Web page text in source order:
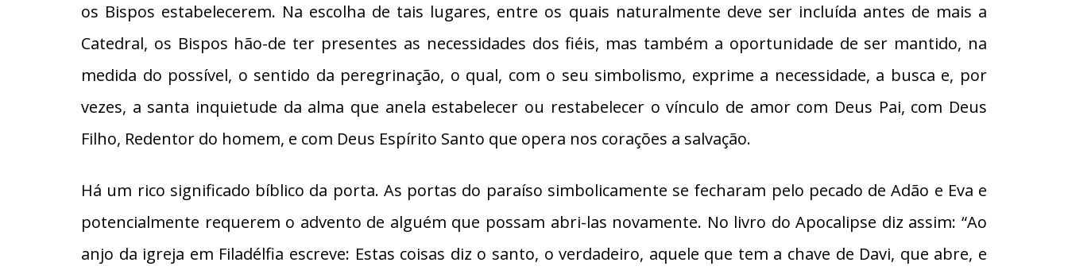
os Bispos estabelecerem. Na escolha de tais lugares, entre os quais naturalmente deve ser incluída antes de mais a
Catedral, os Bispos hão-de ter presentes as necessidades dos fiéis, mas também a oportunidade de ser mantido, na
medida do possível, o sentido da peregrinação, o qual, com o seu simbolismo, exprime a necessidade, a busca e, por
vezes, a santa inquietude da alma que anela estabelecer ou restabelecer o vínculo de amor com Deus Pai, com Deus
Filho, Redentor do homem, e com Deus Espírito Santo que opera nos corações a salvação.
Há um rico significado bíblico da porta. As portas do paraíso simbolicamente se fecharam pelo pecado de Adão e Eva e
potencialmente requerem o advento de alguém que possam abri-las novamente. No livro do Apocalipse diz assim: “Ao
anjo da igreja em Filadélfia escreve: Estas coisas diz o santo, o verdadeiro, aquele que tem a chave de Davi, que abre, e